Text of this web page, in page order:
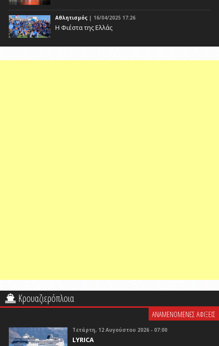
Αθλητισμός | 16/04/2025 17:26
Η Φιέστα της Ελλάς
Κρουαζιερόπλοια
ΑΝΑΜΕΝΟΜΕΝΕΣ ΑΦΙΞΕΙΣ
Τετάρτη, 12 Αυγούστου 2026 - 07:00
LYRICA